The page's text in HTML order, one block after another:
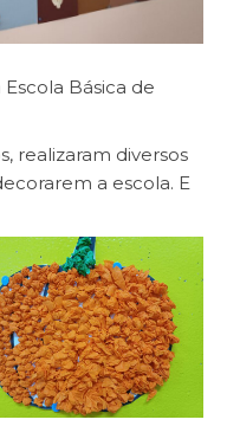
Básica de
realizaram diversos
a escola. E